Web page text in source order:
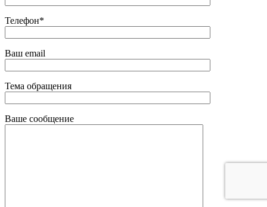
Телефон*
Ваш email
Тема обращения
Ваше сообщение